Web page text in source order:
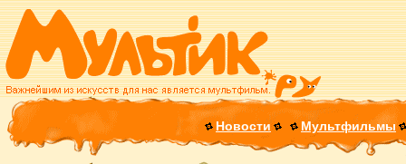
Новости Мультфильмы